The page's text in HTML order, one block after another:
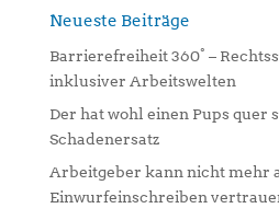
n
v
e
:
Neueste Beiträge
Barrierefreiheit 360° –
inklusiver Arbeitswelten
Der hat wohl einen Pups quer
Schadenersatz
Arbeitgeber kann nicht mehr
Einwurfeinschreiben